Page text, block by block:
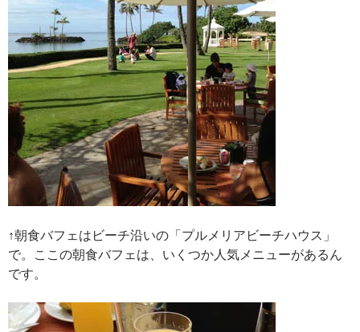
↑朝食バフェはビーチ沿いの「プルメリアビーチハウス」
で。ここの朝食バフェは、いくつか人気メニューがあるん
です。